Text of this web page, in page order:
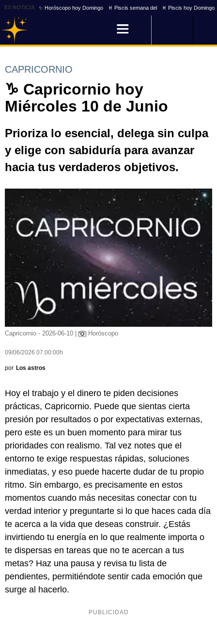
ES NOTICIA ✨ Horóscopo hoy Domingo ♓ Piscis semana del ♓ Piscis hoy Domingo
CAPRICORNIO
♑ Capricornio hoy
Miércoles 10 de Junio
Prioriza lo esencial, delega sin culpa
y elige con sabiduría para avanzar
hacia tus verdaderos objetivos.
Capricornio - 2026-06-10 | Horóscopo
09/06/2026 07:00:00h
por Los astros
Hoy el trabajo y el dinero te piden decisiones
prácticas, Capricornio. Puede que sientas cierta
presión por resultados o por expectativas externas,
pero este es un buen momento para mirar tus
prioridades con realismo. Tal vez notes que el
entorno te exige respuestas rápidas, soluciones
inmediatas, y eso puede hacerte dudar de tu propio
ritmo. Sin embargo, es precisamente en estos
momentos cuando más necesitas conectar con tu
verdad interior y preguntarte si lo que haces cada día
te acerca a la vida que deseas construir. ¿Estás
invirtiendo tu energía en lo que realmente importa o
te dispersas en tareas que no te acercan a tus
metas? Haz una pausa y revisa tu lista de
pendientes, permitiéndote sentir cada emoción que
surge al hacerlo.